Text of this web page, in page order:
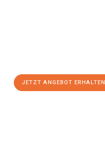
JETZT ANGEBOT ERHALTEN